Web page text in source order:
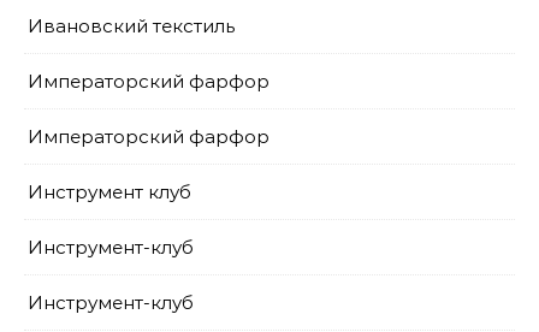
Ивановский текстиль
Императорский фарфор
Императорский фарфор
Инструмент клуб
Инструмент-клуб
Инструмент-клуб